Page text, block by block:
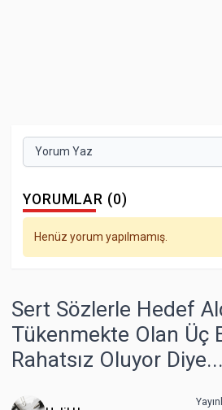
Yorum Yaz
YORUMLAR (0)
Henüz yorum yapılmamış.
Sert Sözlerle Hedef
Tükenmekte Olan Üç
Rahatsız Oluyor